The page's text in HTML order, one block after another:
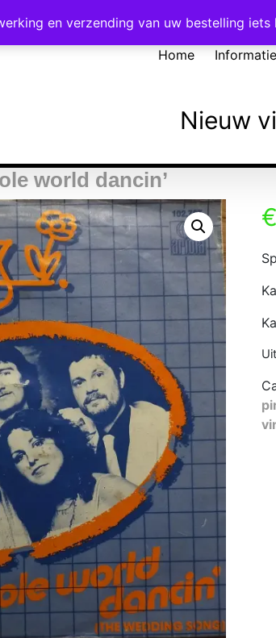
Voor 16:00 besteld =
Home Informatie
Nieuw
world dancin’
€
en verzending van uw bestelling